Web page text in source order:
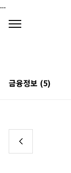
...
금융정보 (5)